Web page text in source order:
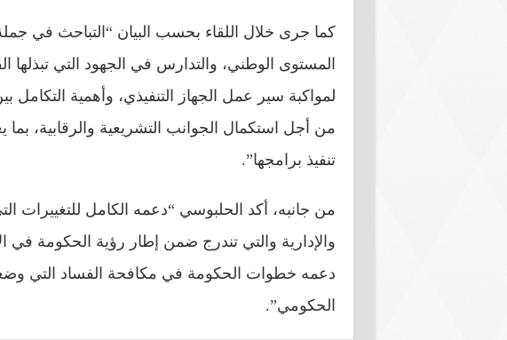
كما جرى خلال اللقاء بحسب البيان “التباحث في
المستوى الوطني، والتدارس في الجهود التي تبذلها
لمواكبة سير عمل الجهاز التنفيذي، وأهمية التكامل
من أجل استكمال الجوانب التشريعية والرقابية،
تنفيذ برامجها”.
من جانبه، أكد الحلبوسي “دعمه الكامل للتغييرات
والإدارية والتي تندرج ضمن إطار رؤية الحكومة في
دعمه خطوات الحكومة في مكافحة الفساد التي
الحكومي”.